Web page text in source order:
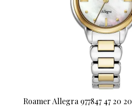
Roamer Allegra 977847 47 20 20